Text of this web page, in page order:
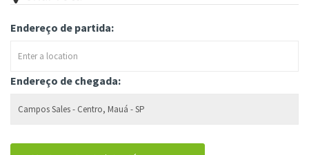
Endereço de partida:
Endereço de chegada: